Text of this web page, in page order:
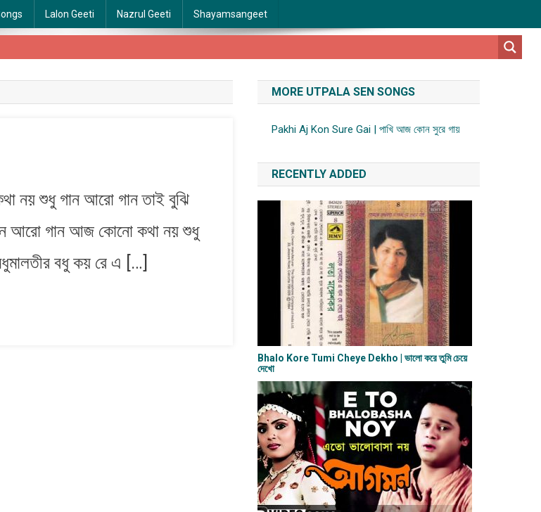
Lalon Geeti Nazrul Geeti Shayamsangeet
নয় শুধু গান আরো গান তাই বুঝি
আরো গান আজ কোনো কথা নয় শুধু
বধু ক​য় রে এ […]
MORE UTPALA SEN SONGS
Pakhi Aj Kon Sure Gai | পাখি আজ কোন সুরে গায়
RECENTLY ADDED
Bhalo Kore Tumi Cheye Dekho | ভালো করে তুমি চেয়ে
দেখো